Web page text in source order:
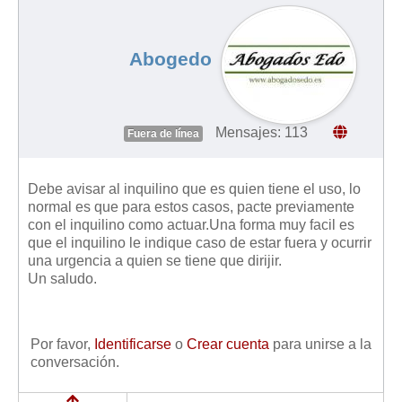
Abogedo
Fuera de línea Mensajes: 113
Debe avisar al inquilino que es quien tiene el uso, lo
normal es que para estos casos, pacte previamente
con el inquilino como actuar.Una forma muy facil es
que el inquilino le indique caso de estar fuera y ocurrir
una urgencia a quien se tiene que dirijir.
Un saludo.
Por favor, Identificarse o Crear cuenta para unirse a la
conversación.